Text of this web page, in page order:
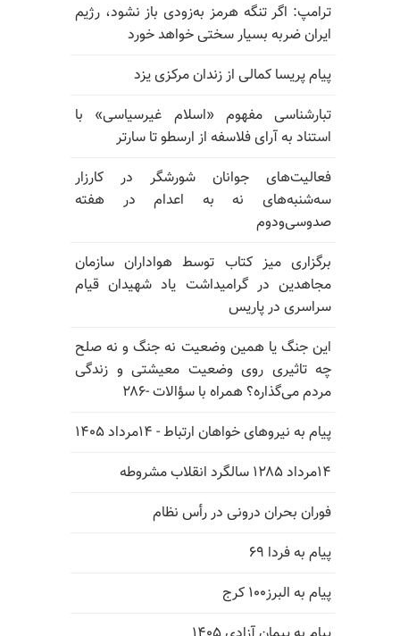
ترامپ: اگر تنگه هرمز به‌زودی باز نشود، رژیم
ایران ضربه بسیار سختی خواهد خورد
پیام پریسا کمالی از زندان مرکزی یزد
تبارشناسی مفهوم «اسلام غیرسیاسی» با
استناد به آرای فلاسفه از ارسطو تا سارتر
فعالیت‌های جوانان شورشگر در کارزار
سه‌شنبه‌های نه به اعدام در هفته
صدوسی‌و‌دوم
برگزاری میز کتاب توسط هواداران سازمان
مجاهدین در گرامیداشت یاد شهیدان قیام
سراسری در پاریس
این جنگ یا همین وضعیت نه جنگ و نه صلح
چه تاثیری روی وضعیت معیشتی و زندگی
مردم می‌گذاره؟ همراه با سؤالات -۲۸۶
پیام به نیروهای خواهان ارتباط - ۱۴مرداد ۱۴۰۵
۱۴مرداد ۱۲۸۵ سالگرد انقلاب مشروطه
فوران بحران درونی در رأس نظام
پیام به فردا ۶۹
پیام به البرز۱۰۰ کرج